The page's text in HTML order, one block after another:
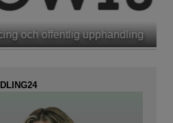
och offentlig upphandling